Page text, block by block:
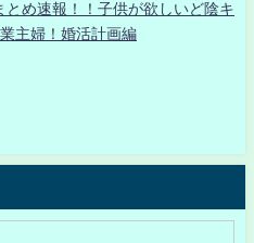
め速報！！子供が欲しいど陰キ
主婦！婚活計画編